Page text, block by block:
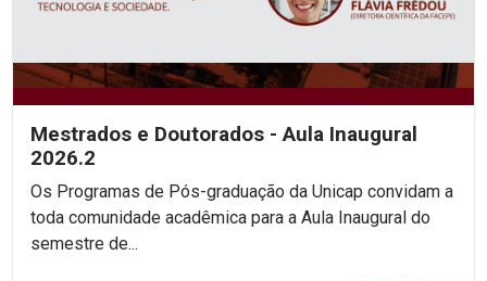
Mestrados e Doutorados - Aula Inaugural
2026.2
Os Programas de Pós-graduação da Unicap convidam a
toda comunidade acadêmica para a Aula Inaugural do
semestre de...